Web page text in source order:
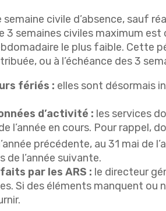
civile d’absence, sauf
3 semaines civiles maximum
le plus faible. Cette
ou à l’échéance des 3
fériés : elles sont désormais
d’activité : les services
l’année en cours. Pour
précédente, au 31 mai de
l’année suivante.
par les ARS : le directeur
Si des éléments manquent